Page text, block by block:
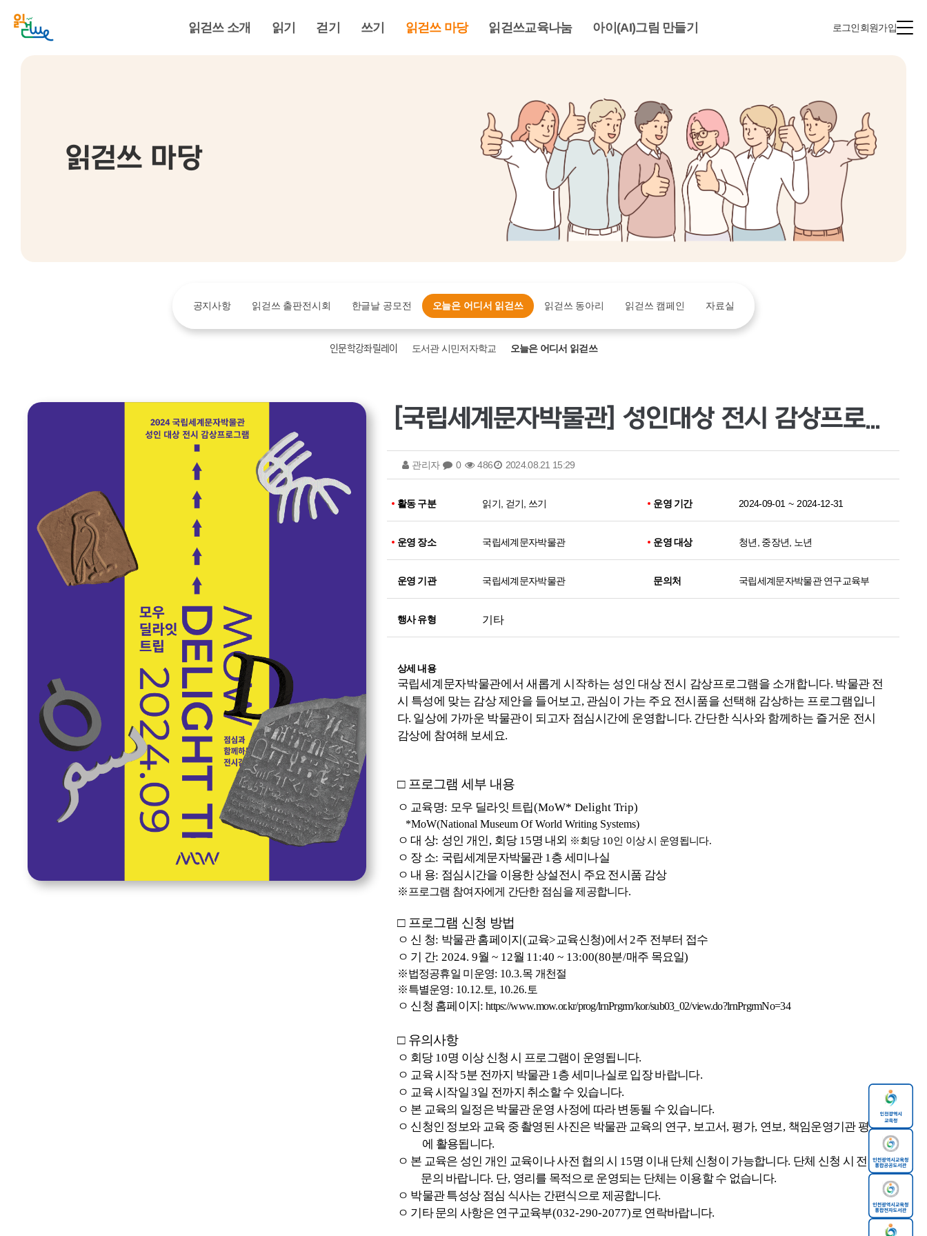
읽걷쓰 소개 읽기 걷기 쓰기 읽걷쓰 마당 읽걷쓰교육나눔 아이(AI)그림 만들기 로그인회원가입
읽걷쓰 마당
공지사항 읽걷쓰 출판전시회 한글날 공모전 오늘은 어디서 읽걷쓰 읽걷쓰 동아리 읽걷쓰 캠페인 자료실
인문학강좌릴레이 도서관 시민저자학교 오늘은 어디서 읽걷쓰
[국립세계문자박물관] 성인대상 전시 감상프로그램 (Mow Delighe Trip)
관리자 0 486 2024.08.21 15:29
활동 구분 읽기, 걷기, 쓰기 운영 기간 2024-09-01 ~ 2024-12-31
운영 장소 국립세계문자박물관 운영 대상 청년, 중장년, 노년
운영 기관 국립세계문자박물관 문의처 국립세계문자박물관 연구교육부
행사 유형 기타
상세 내용
국립세계문자박물관에서 새롭게 시작하는 성인 대상 전시 감상프로그램을 소개합니다. 박물관 전
시 특성에 맞는 감상 제안을 들어보고, 관심이 가는 주요 전시품을 선택해 감상하는 프로그램입니
다. 일상에 가까운 박물관이 되고자 점심시간에 운영합니다. 간단한 식사와 함께하는 즐거운 전시
감상에 참여해 보세요.
□ 프로그램 세부 내용
ㅇ 교육명: 모우 딜라잇 트립(MoW* Delight Trip)
*MoW(National Museum Of World Writing Systems)
ㅇ 대 상: 성인 개인, 회당 15명 내외 ※회당 10인 이상 시 운영됩니다.
ㅇ 장 소: 국립세계문자박물관 1층 세미나실
ㅇ 내 용: 점심시간을 이용한 상설전시 주요 전시품 감상
※ 프로그램 참여자에게 간단한 점심을 제공합니다.
□ 프로그램 신청 방법
ㅇ 신 청: 박물관 홈페이지 (교육>교육신청)에서2주 전부터 접수
ㅇ 기 간: 2024. 9월 ~ 12월 11:40 ~ 13:00(80분/매주 목요일)
※법정공휴일 미운영: 10.3.목 개천절
※특별운영: 10.12. 토, 10.26. 토
ㅇ 신청 홈페이지: https://www.mow.or.kr/prog/lrnPrgrm/kor/sub03_02/view.do?lrnPrgrmNo=34
□ 유의사항
ㅇ 회당 10명 이상 신청 시 프로그램이 운영됩니다.
ㅇ 교육 시작 5분 전까지 박물관 1층 세미나실로 입장 바랍니다.
ㅇ 교육 시작일3일 전까지 취소할 수 있습니다.
ㅇ 본 교육의 일정은 박물관 운영 사정에 따라 변동될 수 있습니다.
ㅇ 신청인 정보와 교육 중 촬영된 사진은 박물관 교육의 연구, 보고서, 평가, 연보, 책임운영기관 평가
에 활용됩니다.
ㅇ 본 교육은 성인 개인 교육이나 사전 협의 시 15명 이내 단체 신청이 가능합니다. 단체 신청 시 전화
문의 바랍니다. 단, 영리를 목적으로 운영되는 단체는 이용할 수 없습니다.
ㅇ 박물관 특성상 점심 식사는 간편식으로 제공합니다.
ㅇ 기타 문의 사항은 연구교육부(032-290-2077)로 연락바랍니다.